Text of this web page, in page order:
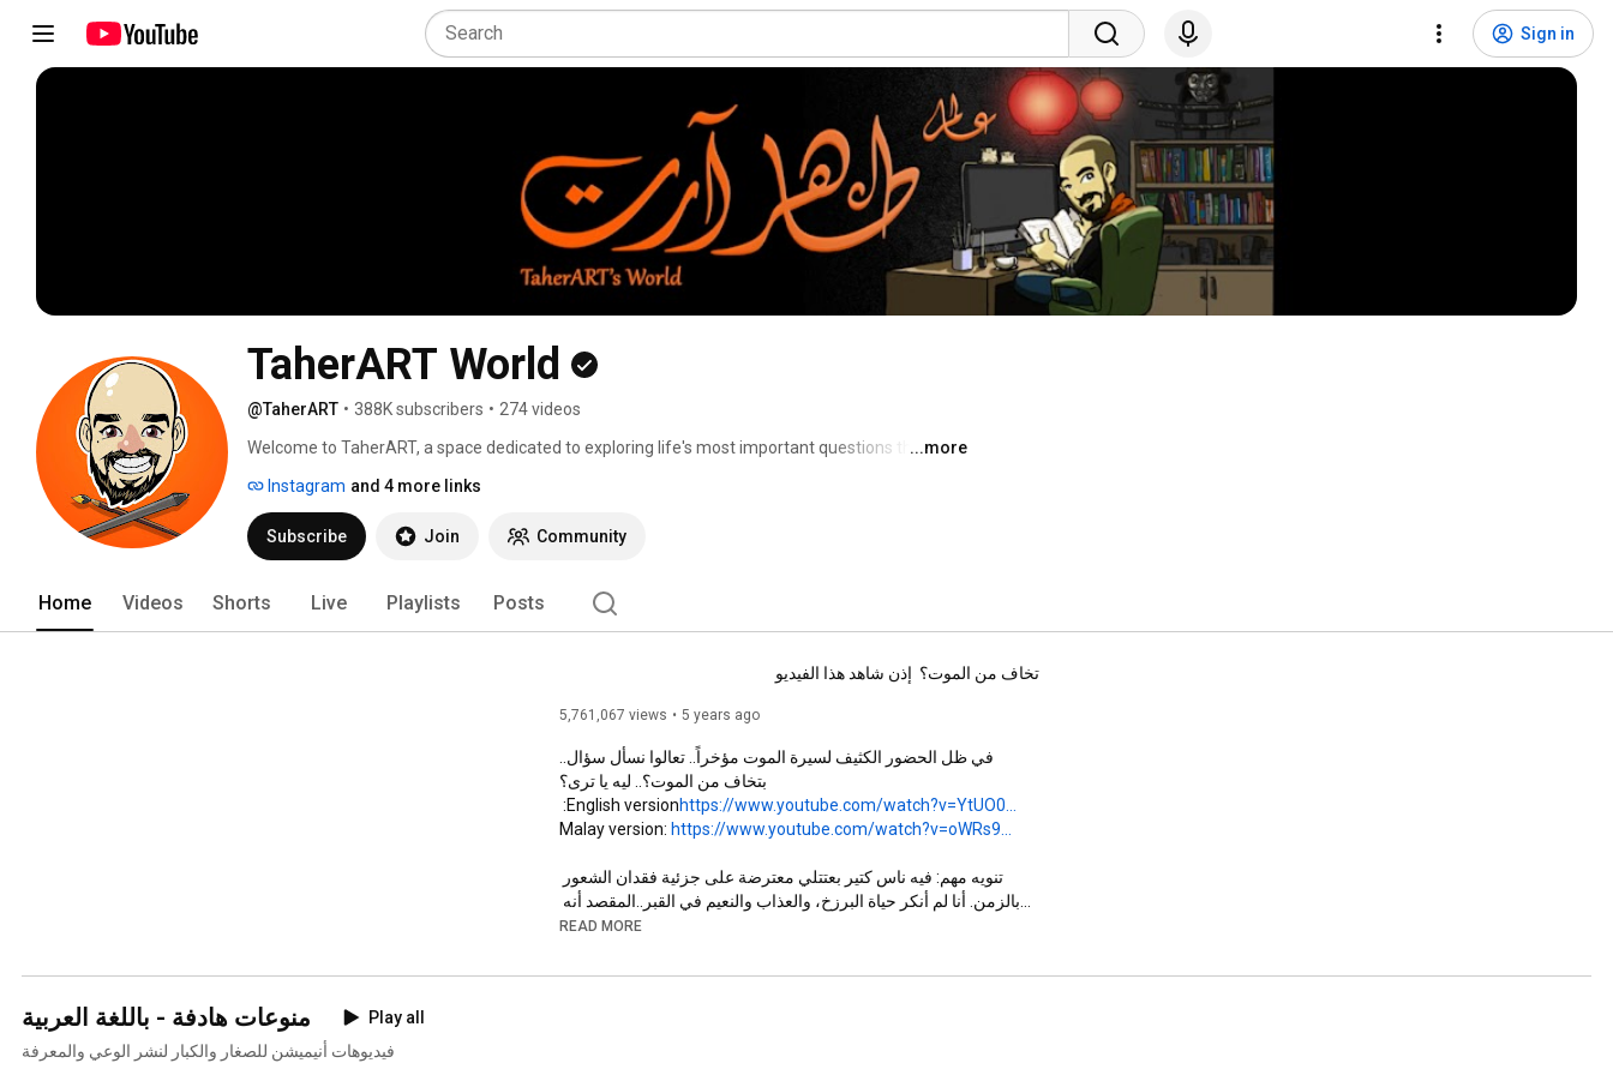
Sign in
TaherART World
@TaherART • 388K subscribers • 274 videos
Welcome to TaherART, a space dedicated to exploring life's most important questions through
...more
Instagram and 4 more links
Subscribe Join Community
Home Videos Shorts Live Playlists Posts
تخاف من الموت؟  إذن شاهد هذا الفيديو
5,761,067 views 5 years ago
English version: https://www.youtube.com/watch?v=YtUO0...
Malay version: https://www.youtube.com/watch?v=oWRs9...
عند البعث سينسى الإنسان كم جلس في القبر وكأنه نام واستيقظ. وحتى READ MORE
منوعات هادفة - باللغة العربية
Play all
فيديوهات أنيميشن للصغار والكبار لنشر الوعي والمعرفة